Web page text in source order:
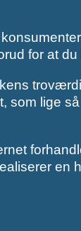
for at du
som lige
en